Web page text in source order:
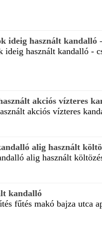
ideig használt kandalló
ideig használt kandalló -
akciós vízteres
akciós vízteres
alig használt
alig használt
kandalló
fűtés makó bajza utca